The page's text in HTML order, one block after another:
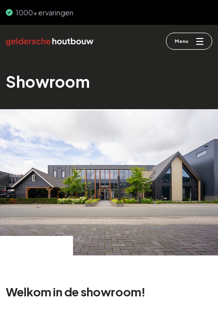
1000+ ervaringen
Hoge bouwsnelheid
Menu
Showroom
Welkom in de showroom!